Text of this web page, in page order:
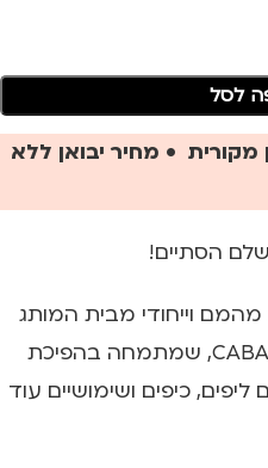
לסל
מקורית • מחיר יבואן ללא
הסתיים!
מהמם וייחודי מבית המותג
הצרפתי הצעיר והטרנדי CABAIA, שמתמחה בהפיכת
כיפים ושימושיים עוד